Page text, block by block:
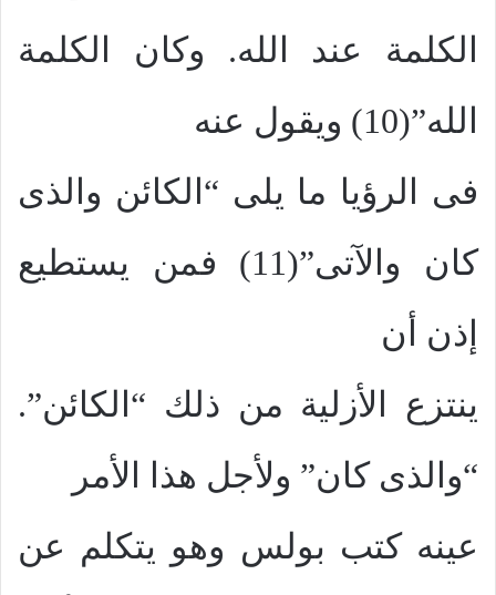
الكلمة عند الله. وكان الكلمة
الله”(10) ويقول عنه
فى الرؤيا ما يلى “الكائن والذى
كان والآتى”(11) فمن يستطيع
إذن أن
ينتزع الأزلية من ذلك “الكائن”.
“والذى كان” ولأجل هذا الأمر
عينه كتب بولس وهو يتكلم عن